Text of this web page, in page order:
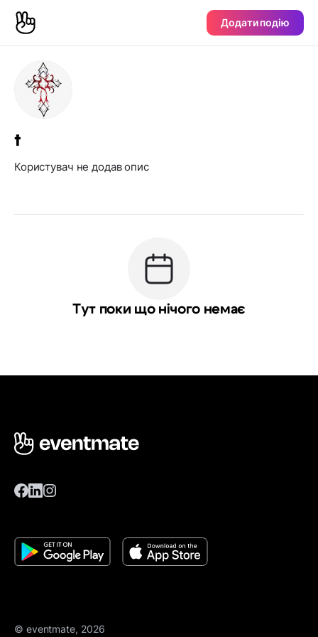
Додати подію
†
Користувач не додав опис
Тут поки що нічого немає
© eventmate, 2026